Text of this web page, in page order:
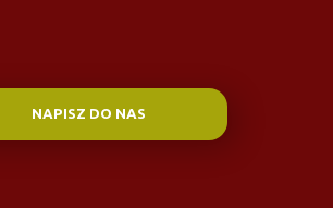
NAPISZ DO NAS